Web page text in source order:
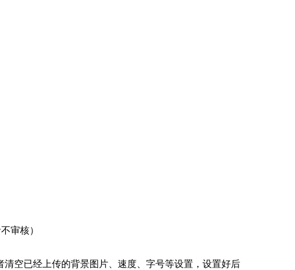
审核）
空已经上传的背景图片、速度、字号等设置，设置好后